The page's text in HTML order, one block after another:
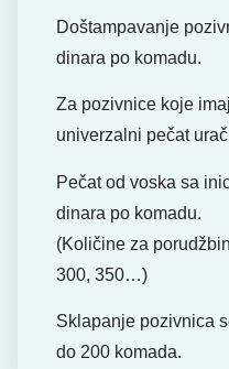
Doštampavanje
dinara po komadu.
Za pozivnice koje
univerzalni pečat
Pečat od voska sa
dinara po komadu.
(Količine za
300, 350…)
Sklapanje pozivnica
do 200 komada.